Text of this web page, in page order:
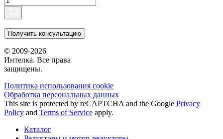
Получить консультацию
© 2009-2026
Интелка. Все права
защищены.
Политика использования сookie
Обработка персональных данных
This site is protected by reCAPTCHA and the Google Privacy
Policy and Terms of Service apply.
Каталог